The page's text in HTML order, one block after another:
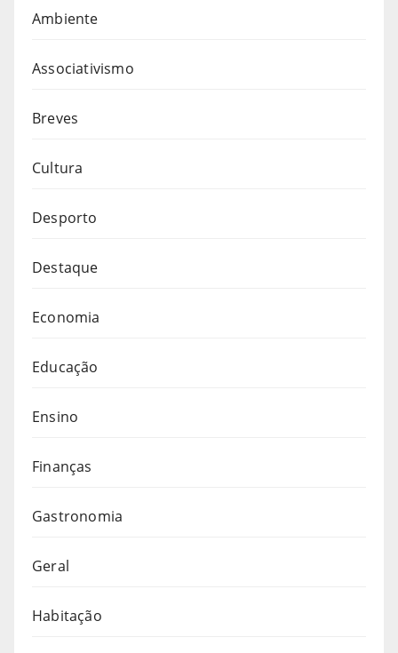
Ambiente
Associativismo
Breves
Cultura
Desporto
Destaque
Economia
Educação
Ensino
Finanças
Gastronomia
Geral
Habitação